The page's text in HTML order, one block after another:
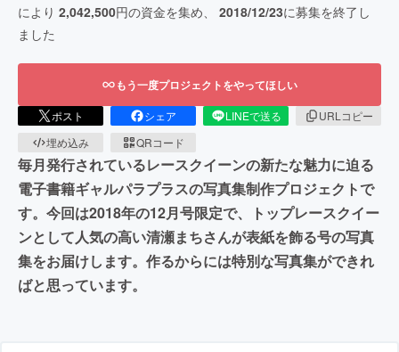
により 2,042,500円の資金を集め、 2018/12/23に募集を終了し
ました
もう一度プロジェクトをやってほしい
ポスト シェア LINEで送る
URLコピー
埋め込み
QRコード
毎月発行されているレースクイーンの新たな魅力に迫る
電子書籍ギャルパラプラスの写真集制作プロジェクトで
す。今回は2018年の12月号限定で、トップレースクイー
ンとして人気の高い清瀬まちさんが表紙を飾る号の写真
集をお届けします。作るからには特別な写真集ができれ
ばと思っています。